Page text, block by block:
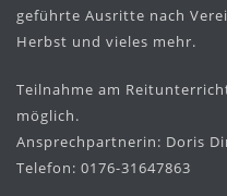
geführte Ausritte nach
Herbst und vieles mehr.
Teilnahme am
möglich.
Ansprechpartnerin: Doris
Telefon: 0176-31647863